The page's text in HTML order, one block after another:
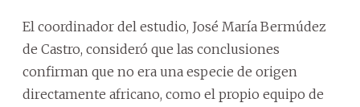
El coordinador del estudio, José María Bermúdez
de Castro, consideró que las conclusiones
confirman que no era una especie de origen
directamente africano, como el propio equipo de